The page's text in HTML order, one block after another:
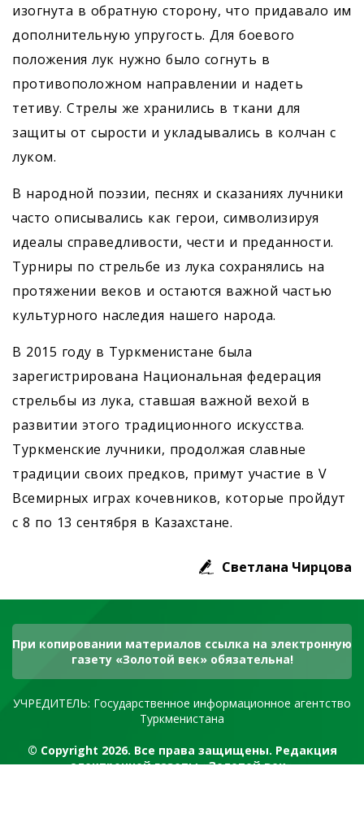
изогнута в обратную сторону, что придавало им
дополнительную упругость. Для боевого
положения лук нужно было согнуть в
противоположном направлении и надеть
тетиву. Стрелы же хранились в ткани для
защиты от сырости и укладывались в колчан с
луком.
В народной поэзии, песнях и сказаниях лучники
часто описывались как герои, символизируя
идеалы справедливости, чести и преданности.
Турниры по стрельбе из лука сохранялись на
протяжении веков и остаются важной частью
культурного наследия нашего народа.
В 2015 году в Туркменистане была
зарегистрирована Национальная федерация
стрельбы из лука, ставшая важной вехой в
развитии этого традиционного искусства.
Туркменские лучники, продолжая славные
традиции своих предков, примут участие в V
Всемирных играх кочевников, которые пройдут
с 8 по 13 сентября в Казахстане.
Светлана Чирцова
При копировании материалов ссылка на электронную
газету «Золотой век» обязательна!
УЧРЕДИТЕЛЬ: Государственное информационное агентство
Туркменистана
© Copyright 2026. Все права защищены. Редакция
электронной газеты «Золотой век»